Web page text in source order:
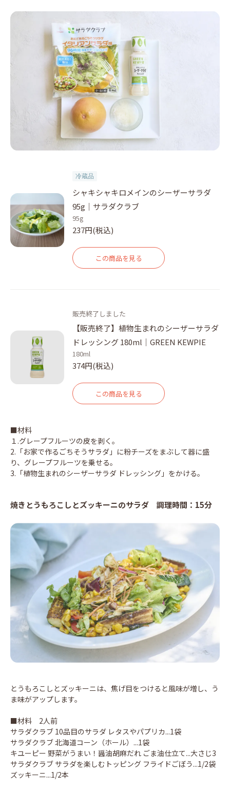
冷蔵品
シャキシャキロメインのシーザーサラダ
95g｜サラダクラブ
95g
237円(税込)
この商品を見る
販売終了しました
【販売終了】植物生まれのシーザーサラダ
ドレッシング 180ml｜GREEN KEWPIE
180ml
374円(税込)
この商品を見る
■材料
１.グレープフルーツの皮を剥く。
2.「お家で作るごちそうサラダ」に粉チーズをまぶして器に盛
り、グレープフルーツを乗せる。
3.「植物生まれのシーザーサラダ ドレッシング」をかける。
焼きとうもろこしとズッキーニのサラダ 調理時間：15分
とうもろこしとズッキーニは、焦げ目をつけると風味が増し、う
ま味がアップします。
■材料 2人前
サラダクラブ 10品目のサラダ レタスやパプリカ...1袋
サラダクラブ 北海道コーン（ホール）...1袋
キユーピー 野菜がうまい！醤油胡麻だれ ごま油仕立て...大さじ3
サラダクラブ サラダを楽しむトッピング フライドごぼう...1/2袋
ズッキーニ...1/2本